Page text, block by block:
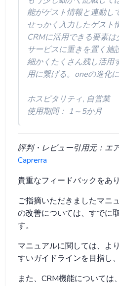
能がゲスト情報と連動し
せっかく入力したゲスト
CRMに活用できる要素
サービスに重きを置く施
細かくたくさん残し活用
用に繋げる。oneの進化に
ホスピタリティ, 自営業
使用期間： 1～5か月
評判・レビュー引用元：エ
Caprerra
貴重なフィードバックをあ
ご指摘いただきましたマニ
の改善については、すでに
す。
マニュアルに関しては、よ
すいガイドラインを目指し
また、CRM機能については